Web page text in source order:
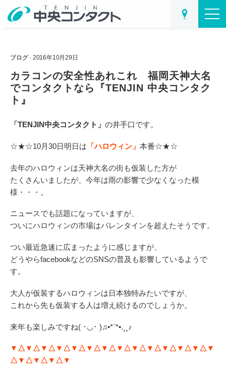
ブログ· 2016年10月29日
カラコンの安全性あれこれ 福岡天神大名
でコンタクトなら『TENJIN 中央コンタク
ト』
「TENJIN中央コンタクト」 の井手口です。
☆★☆10月30日明日は 「ハロウィン」 本番☆★☆
去年のハロウィンは天神大名の街も仮装した方が
たくさんいましたが、今年は雨の影響で少なくなった模
様・・・。
ニュースでも話題になっていますが、
ついにハロウィンの市場はバレンタインを超えたそうです。
つい最近急速に広まったように感じますが、
どうやらfacebookなどのSNSの普及も影響しているようで
す。
大人が仮装するハロウィンは日本独特みたいですが、
これから先も仮装する人は増え続けるのでしょうか。
来年も楽しみですね( ･◡･ )♫•*¨*•.¸¸♪
▼△▼△▼△▼△▼△▼△▼△▼△▼△▼△▼△▼△▼△▼
△▼△▼△▼△▼